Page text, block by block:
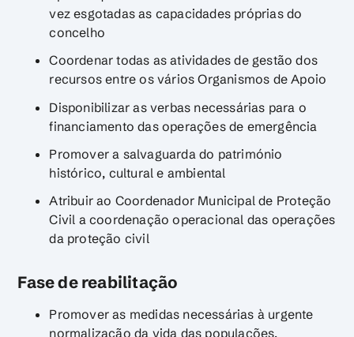
vez esgotadas as capacidades próprias do
concelho
Coordenar todas as atividades de gestão dos
recursos entre os vários Organismos de Apoio
Disponibilizar as verbas necessárias para o
financiamento das operações de emergência
Promover a salvaguarda do património
histórico, cultural e ambiental
Atribuir ao Coordenador Municipal de Proteção
Civil a coordenação operacional das operações
da proteção civil
Fase de reabilitação
Promover as medidas necessárias à urgente
normalização da vida das populações,